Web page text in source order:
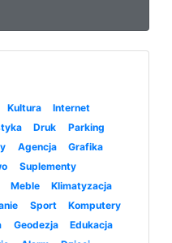
Kultura
Internet
Druk
Parking
Agencja
Grafika
Suplementy
Meble
Klimatyzacja
Sport
Komputery
Geodezja
Edukacja